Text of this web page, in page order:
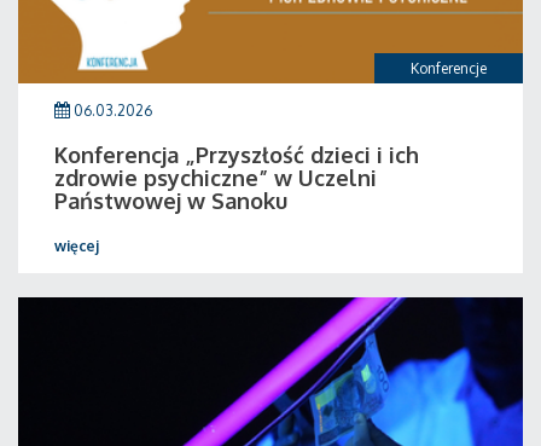
Konferencje
06.03.2026
Konferencja „Przyszłość dzieci i ich
zdrowie psychiczne” w Uczelni
Państwowej w Sanoku
więcej